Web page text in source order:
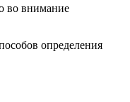
во внимание
определения